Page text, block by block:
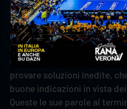
provinciale. Menazza e
dimostrato una grande
permesso di mantenere una
indipendentemente dagli
Coach Marchesan ha avuto
provare soluzioni inedite,
buone indicazioni in vista
Queste le sue parole al